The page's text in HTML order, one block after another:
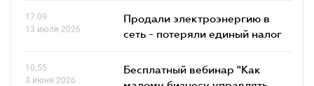
17.09
13 июля 2026
Продали электроэнергию в
сеть - потеряли единый налог
10.55
3 июня 2026
Бесплатный вебинар "Как